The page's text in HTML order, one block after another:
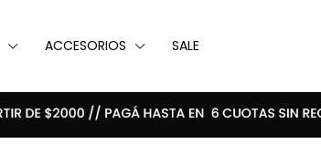
ACCESORIOS SALE